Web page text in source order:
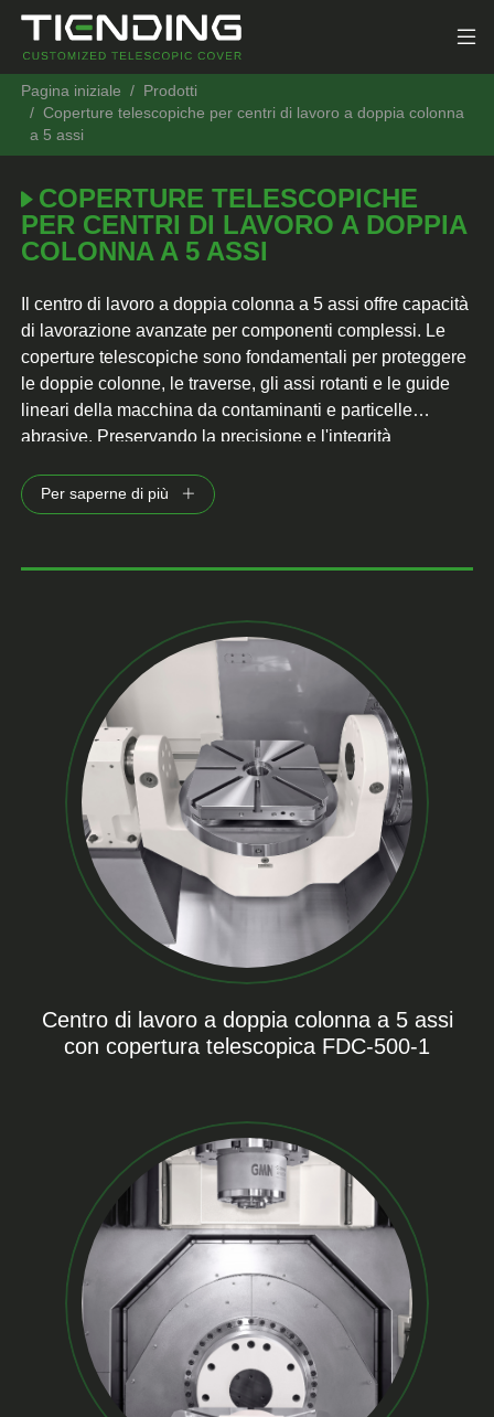
Pagina iniziale
Prodotti
Coperture telescopiche per centri di lavoro a doppia colonna
a 5 assi
COPERTURE TELESCOPICHE
PER CENTRI DI LAVORO A DOPPIA
COLONNA A 5 ASSI
Il centro di lavoro a doppia colonna a 5 assi offre capacità
di lavorazione avanzate per componenti complessi. Le
coperture telescopiche sono fondamentali per proteggere
le doppie colonne, le traverse, gli assi rotanti e le guide
lineari della macchina da contaminanti e particelle
abrasive. Preservando la precisione e l'integrità
supportano accurate operazioni di lavorazione a 5 assi,
consentendo ai produttori di realizzare componenti
Per saperne di più
Centro di lavoro a doppia colonna a 5 assi
con copertura telescopica FDC-500-1